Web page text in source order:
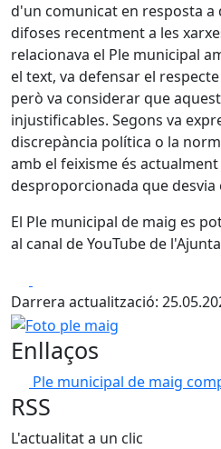
d'un comunicat en resposta a
difoses recentment a les
relacionava el Ple municipal
el text, va defensar el
però va considerar que
injustificables. Segons va
discrepància política o la
amb el feixisme és
desproporcionada que desvia
El Ple municipal de maig es
al canal de YouTube de
Darrera actualització:
Foto ple maig
Enllaços
Ple municipal de maig
RSS
L'actualitat a un clic